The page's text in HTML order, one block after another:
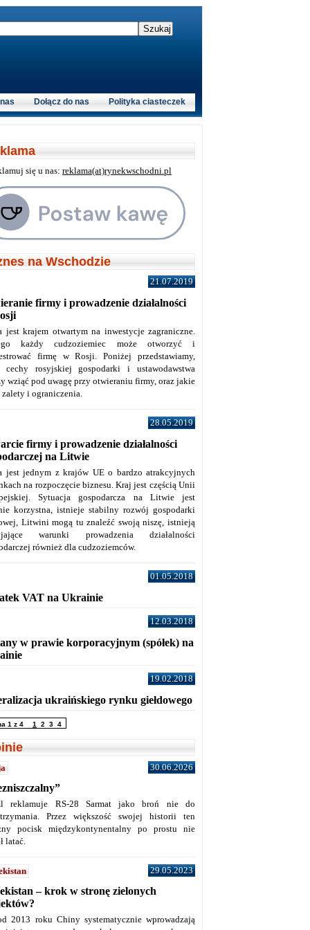
Polityka ciasteczek
Dołącz do nas
się u nas: reklama(at)rynekwschodni.pl
na Wschodzie
21.07.2019
firmy i prowadzenie działalności
jest krajem otwartym na inwestycje zagraniczne.
każdy cudzoziemiec może otworzyć i
firmę w Rosji. Poniżej przedstawiamy,
cechy rosyjskiej gospodarki i ustawodawstwa
wziąć pod uwagę przy otwieraniu firmy, oraz jakie
zalety i ograniczenia.
28.05.2019
firmy i prowadzenie działalności
na Litwie
jest jednym z krajów UE o bardzo atrakcyjnych
na rozpoczęcie biznesu. Kraj jest częścią Unii
Sytuacja gospodarcza na Litwie jest
korzystna, istnieje stabilny rozwój gospodarki
Litwini mogą tu znaleźć swoją niszę, istnieją
warunki prowadzenia działalności
również dla cudzoziemców.
01.05.2018
VAT na Ukrainie
12.03.2018
w prawie korporacyjnym (spółek) na
19.02.2018
ukraińskiego rynku giełdowego
1 z 4 1 2 3 4
30.06.2026
reklamuje RS-28 Sarmat jako broń nie do
Przez większość swojej historii ten
pocisk międzykontynentalny po prostu nie
latać.
29.05.2023
– krok w stronę zielonych
2013 roku Chiny systematycznie wprowadzają